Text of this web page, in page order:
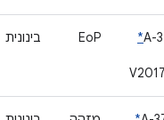
A-
*
EoP בינונית